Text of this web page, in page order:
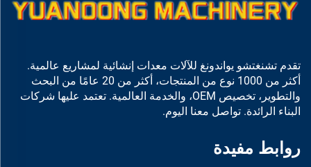
تقدم تشنغتشو يواندونغ للآلات معدات إنشائية لمشاريع عالمية.
أكثر من 1000 نوع من المنتجات، أكثر من 20 عامًا من البحث
والتطوير، تخصيص OEM، والخدمة العالمية. تعتمد عليها شركات
البناء الرائدة. تواصل معنا اليوم.
روابط مفيدة